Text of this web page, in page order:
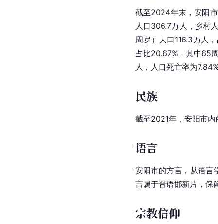
截至2024年末，安阳
人口306.7万人，乡村
周岁）人口116.3万人
占比20.67%，其中65
人，人口死亡率为
民族
截至2021年，安阳市内
语言
安阳市的方言，从语言
言属于晋语邯新片，保
宗教信仰